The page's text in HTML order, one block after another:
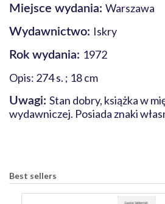
Miejsce wydania: Warszawa
Wydawnictwo: Iskry
Rok wydania: 1972
Opis: 274 s. ; 18 cm
Uwagi: Stan dobry, książka w
wydawniczej. Posiada znaki
Best sellers